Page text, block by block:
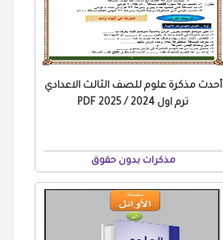
أحدث مذكرة علوم للصف الثالث الاعدادي
ترم اول 2024 / 2025 PDF
مذكرات بدون حقوق